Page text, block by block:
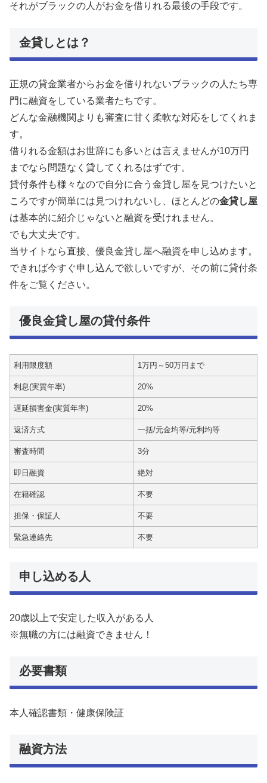
それがブラックの人がお金を借りれる最後の手段です。
金貸しとは？
正規の貸金業者からお金を借りれないブラックの人たち専
門に融資をしている業者たちです。
どんな金融機関よりも審査に甘く柔軟な対応をしてくれま
す。
借りれる金額はお世辞にも多いとは言えませんが10万円
までなら問題なく貸してくれるはずです。
貸付条件も様々なので自分に合う金貸し屋を見つけたいと
ころですが簡単には見つけれないし、ほとんどの金貸し屋
は基本的に紹介じゃないと融資を受けれません。
でも大丈夫です。
当サイトなら直接、優良金貸し屋へ融資を申し込めます。
できれば今すぐ申し込んで欲しいですが、その前に貸付条
件をご覧ください。
優良金貸し屋の貸付条件
利用限度額 1万円～50万円まで
利息(実質年率) 20%
遅延損害金(実質年率) 20%
返済方式 一括/元金均等/元利均等
審査時間 3分
即日融資 絶対
在籍確認 不要
担保・保証人 不要
緊急連絡先 不要
申し込める人
20歳以上で安定した収入がある人
※無職の方には融資できません！
必要書類
本人確認書類・健康保険証
融資方法